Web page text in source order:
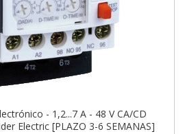
- 1,2...7 A - 48 V CA/CD
Electric [PLAZO 3-6 SEMANAS]